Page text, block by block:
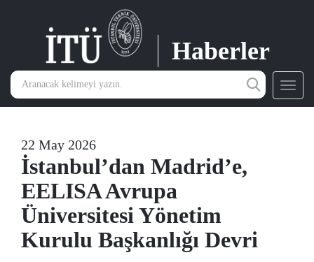
Haberler
22 May 2026
İstanbul’dan Madrid’e,
EELISA Avrupa
Üniversitesi Yönetim
Kurulu Başkanlığı Devri